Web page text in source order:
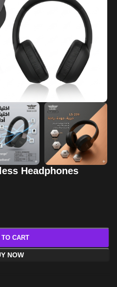
Headphones
TO CART
NOW